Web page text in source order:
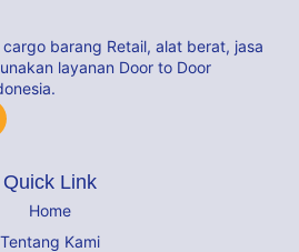
barang Retail, alat berat, jasa
layanan Door to Door
Quick Link
Home
Tentang Kami